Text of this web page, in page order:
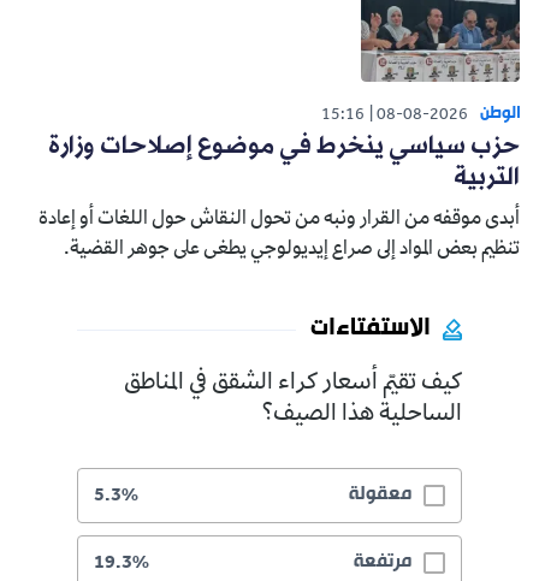
الوطن 08-08-2026
15:16
حزب سياسي ينخرط في موضوع إصلاحات وزارة
التربية
أبدى موقفه من القرار ونبه من تحول النقاش حول اللغات أو إعادة
تنظيم بعض المواد إلى صراع إيديولوجي يطغى على جوهر القضية.
الاستفتاءات
كيف تقيّم أسعار كراء الشقق في المناطق
الساحلية هذا الصيف؟
معقولة 5.3%
مرتفعة 19.3%